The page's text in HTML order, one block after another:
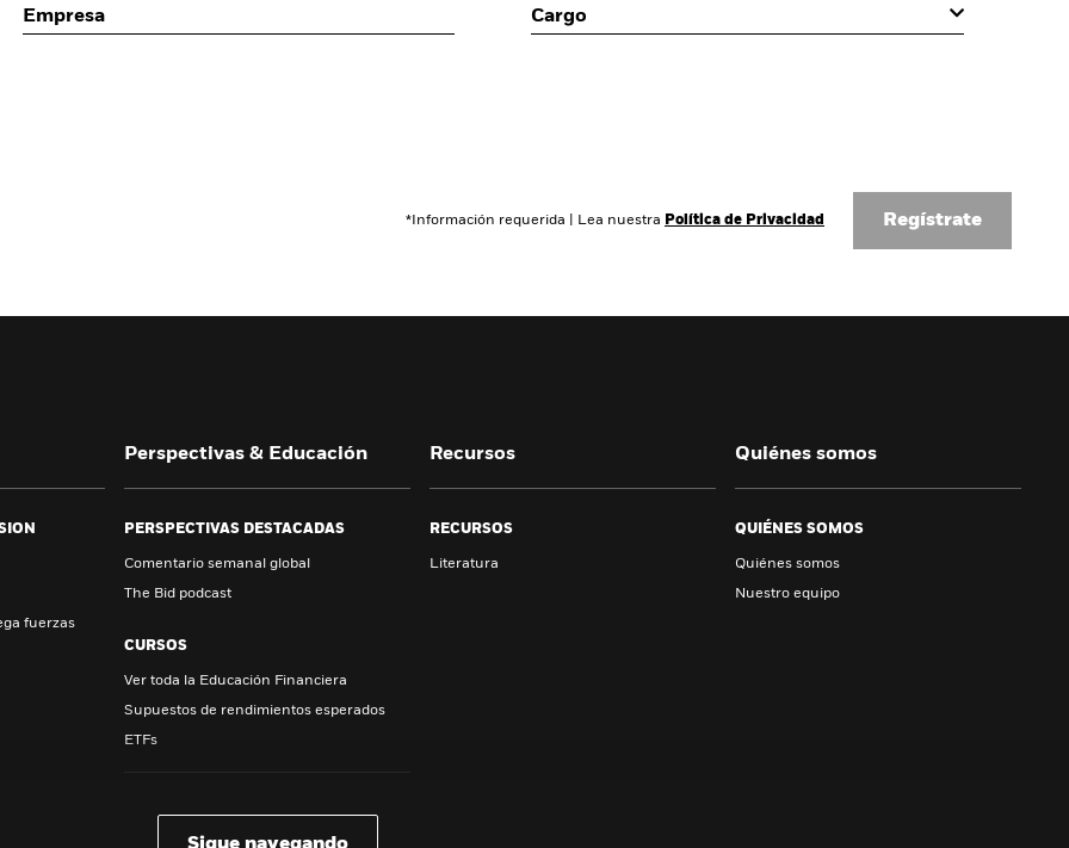
Empresa Cargo
*Información requerida Lea nuestra Política de Privacidad Regístrate
fuerzas
Perspectivas & Educación
PERSPECTIVAS DESTACADAS
Comentario semanal global
The Bid podcast
CURSOS
Ver toda la Educación Financiera
Supuestos de rendimientos esperados
ETFs
Ver todas las perspectivas destacadas
Recursos
RECURSOS
Literatura
Quiénes somos
QUIÉNES SOMOS
Quiénes somos
Nuestro equipo